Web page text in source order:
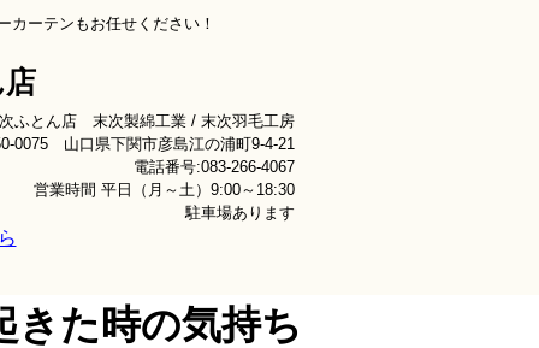
ーテンもお任せください！
ふとん店 末次製綿工業 / 末次羽毛工房
0075 山口県下関市彦島江の浦町9-4-21
電話番号:083-266-4067
営業時間 平日（月～土）9:00～18:30
駐車場あります
きた時の気持ち